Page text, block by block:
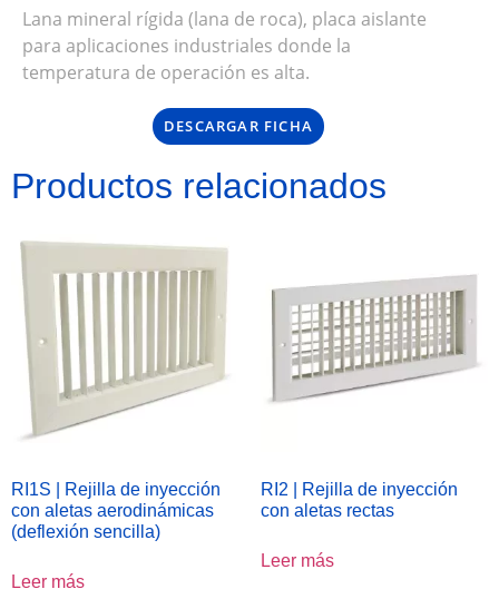
Lana mineral rígida (lana de roca), placa aislante
para aplicaciones industriales donde la
temperatura de operación es alta.
DESCARGAR FICHA
Productos relacionados
RI1S | Rejilla de inyección
con aletas aerodinámicas
(deflexión sencilla)
Leer más
RI2 | Rejilla de inyección
con aletas rectas
Leer más